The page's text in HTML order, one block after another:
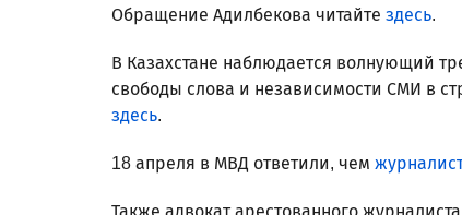
Обращение Адилбекова читайте здесь.
В Казахстане наблюдается волнующий
свободы слова и независимости СМИ в
здесь.
18 апреля в МВД ответили, чем
Также адвокат арестованного